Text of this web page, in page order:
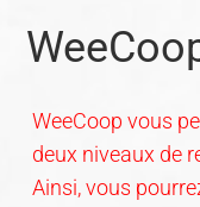
WeeCoop vous
deux niveaux de
Ainsi, vous